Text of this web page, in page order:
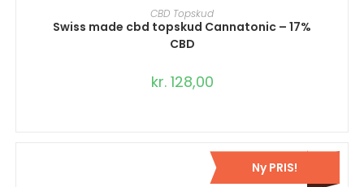
VÆLG MULIGHEDER
CBD Topskud
Swiss made cbd topskud Cannatonic – 17%
CBD
kr.128,00
Ny PRIS!